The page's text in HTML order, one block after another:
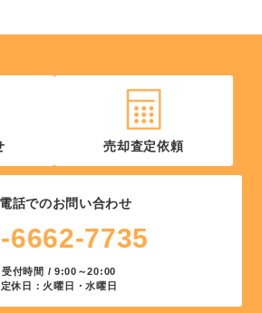
話でのお問い合わせ
6662-7735
受付時間 / 9:00～20:00
定休日：火曜日・水曜日
売却査定依頼